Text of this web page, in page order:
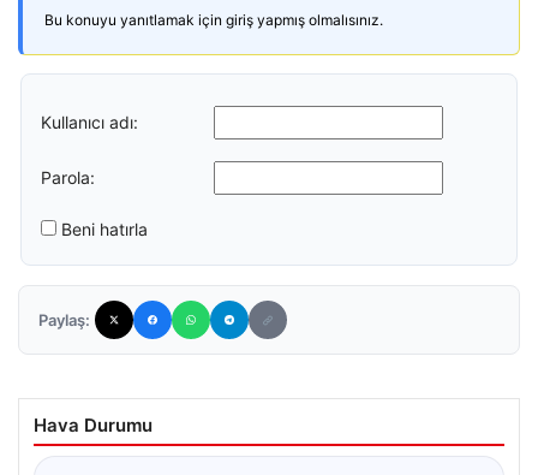
Bu konuyu yanıtlamak için giriş yapmış olmalısınız.
Kullanıcı adı:
Parola:
Beni hatırla
Paylaş:
Hava Durumu